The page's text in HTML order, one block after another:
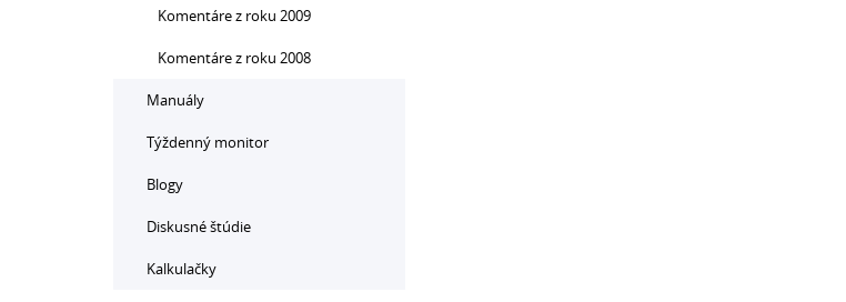
Komentáre z roku 2009
Komentáre z roku 2008
Manuály
Týždenný monitor
Blogy
Diskusné štúdie
Kalkulačky